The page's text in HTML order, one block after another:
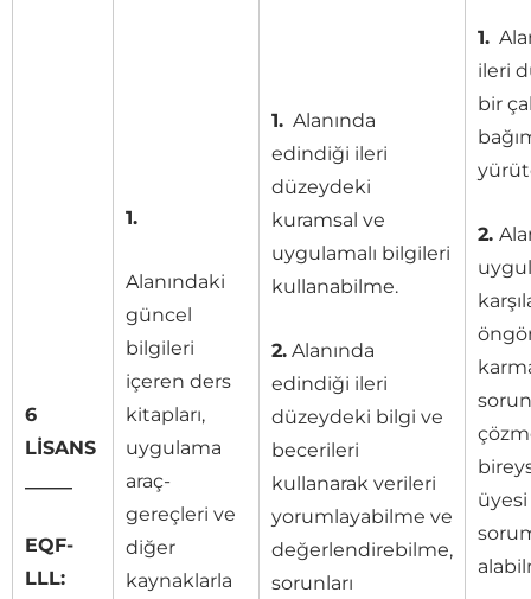
6
LİSANS
EQF-
LLL:
1.
Alanındaki
güncel
bilgileri
içeren ders
kitapları,
uygulama
araç-
gereçleri ve
diğer
kaynaklarla
1. Alanında
edindiği ileri
düzeydeki
kuramsal ve
uygulamalı bilgileri
kullanabilme.
2. Alanında
edindiği ileri
düzeydeki bilgi ve
becerileri
kullanarak verileri
yorumlayabilme ve
değerlendirebilme,
sorunları
1.
ileri
bir
2.